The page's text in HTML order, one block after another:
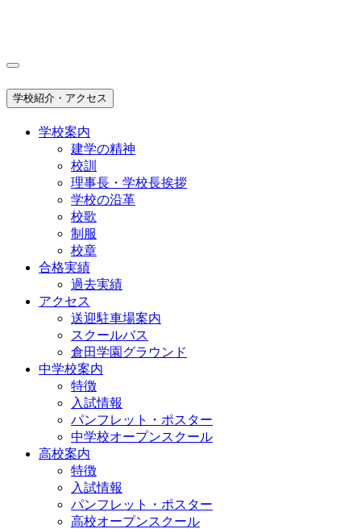
学校紹介・アクセス
学校案内
建学の精神
校訓
理事長・学校長挨拶
学校の沿革
校歌
制服
校章
合格実績
過去実績
アクセス
送迎駐車場案内
スクールバス
倉田学園グラウンド
中学校案内
特徴
入試情報
パンフレット・ポスター
中学校オープンスクール
高校案内
特徴
入試情報
パンフレット・ポスター
高校オープンスクール